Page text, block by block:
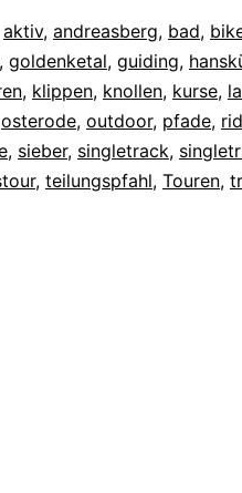
aktiv, andreasberg, bad,
, goldenketal, guiding,
, klippen, knollen, kurse,
osterode, outdoor, pfade,
, sieber, singletrack,
, teilungspfahl, Touren,